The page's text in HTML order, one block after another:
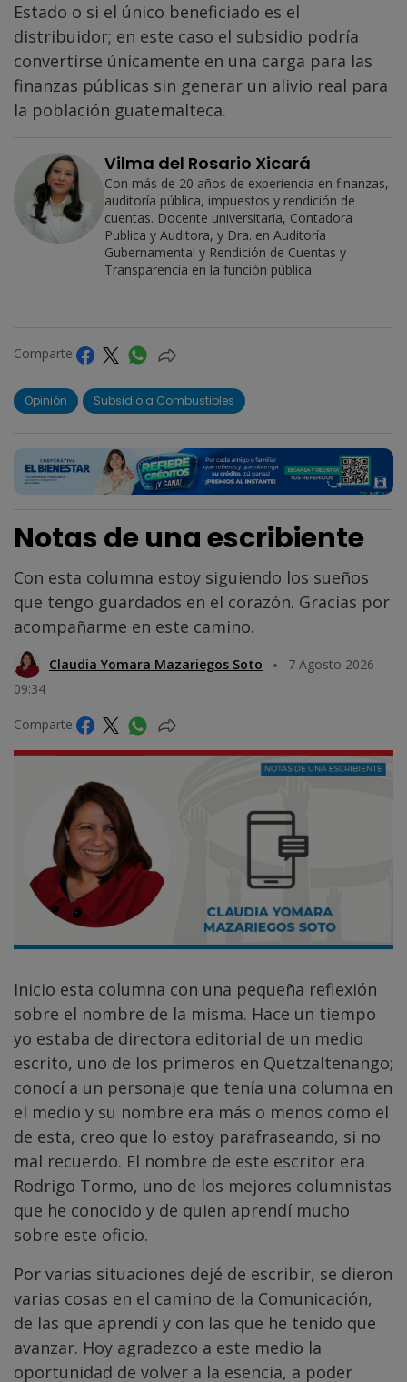
Estado o si el único beneficiado es el
distribuidor; en este caso el subsidio podría
convertirse únicamente en una carga para las
finanzas públicas sin generar un alivio real para
la población guatemalteca.
Vilma del Rosario Xicará
Con más de 20 años de experiencia en finanzas,
auditoría pública, impuestos y rendición de
cuentas. Docente universitaria, Contadora
Publica y Auditora, y Dra. en Auditoría
Gubernamental y Rendición de Cuentas y
Transparencia en la función pública.
Comparte
Opinión Subsidio a Combustibles
Notas de una escribiente
Con esta columna estoy siguiendo los sueños
que tengo guardados en el corazón. Gracias por
acompañarme en este camino.
Claudia Yomara Mazariegos Soto
7 Agosto 2026
09:34
Comparte
Inicio esta columna con una pequeña reflexión
sobre el nombre de la misma. Hace un tiempo
yo estaba de directora editorial de un medio
escrito, uno de los primeros en Quetzaltenango;
conocí a un personaje que tenía una columna en
el medio y su nombre era más o menos como el
de esta, creo que lo estoy parafraseando, si no
mal recuerdo. El nombre de este escritor era
Rodrigo Tormo, uno de los mejores columnistas
que he conocido y de quien aprendí mucho
sobre este oficio.
Por varias situaciones dejé de escribir, se dieron
varias cosas en el camino de la Comunicación,
de las que aprendí y con las que he tenido que
avanzar. Hoy agradezco a este medio la
oportunidad de volver a la esencia, a poder